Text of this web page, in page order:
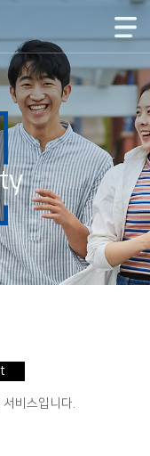
비스입니다.